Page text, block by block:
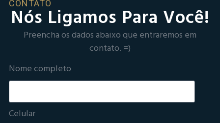
CONTATO
Nós Ligamos Para Você!
Preencha os dados abaixo que entraremos em
contato. =)
Nome completo
Celular